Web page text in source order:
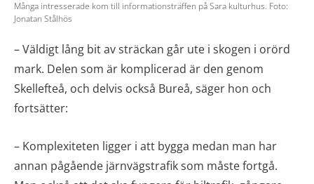
Många intresserade kom till informationsträffen på Sara kulturhus. Foto:
Jonatan Stålhös
– Väldigt lång bit av sträckan går ute i skogen i orörd
mark. Delen som är komplicerad är den genom
Skellefteå, och delvis också Bureå, säger hon och
fortsätter:
– Komplexiteten ligger i att bygga medan man har
annan pågående järnvägstrafik som måste fortgå.